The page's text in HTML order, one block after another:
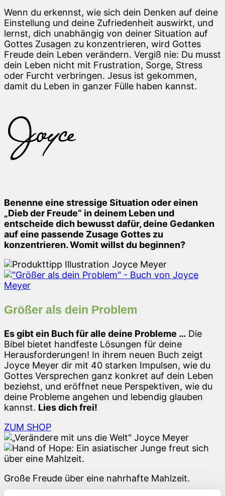
Wenn du erkennst, wie sich dein Denken auf deine
Einstellung und deine Zufriedenheit auswirkt, und
lernst, dich unabhängig von deiner Situation auf
Gottes Zusagen zu konzentrieren, wird Gottes
Freude dein Leben verändern. Vergiß nie: Du musst
dein Leben nicht mit Frustration, Sorge, Stress
oder Furcht verbringen. Jesus ist gekommen,
damit du Leben in ganzer Fülle haben kannst.
Benenne eine stressige Situation oder einen
„Dieb der Freude“ in deinem Leben und
entscheide dich bewusst dafür, deine Gedanken
auf eine passende Zusage Gottes zu
konzentrieren. Womit willst du beginnen?
Größer als dein Problem
Es gibt ein Buch für alle deine Probleme … Die
Bibel bietet handfeste Lösungen für deine
Herausforderungen! In ihrem neuen Buch zeigt
Joyce Meyer dir mit 40 starken Impulsen, wie du
Gottes Versprechen ganz konkret auf dein Leben
beziehst, und eröffnet neue Perspektiven, wie du
deine Probleme angehen und lebendig glauben
kannst. Lies dich frei!
ZUM SHOP
Große Freude über eine nahrhafte Mahlzeit.